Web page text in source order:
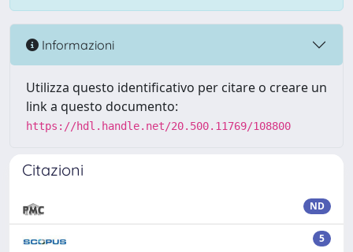
Informazioni
Utilizza questo identificativo per citare o creare un
link a questo documento:
https://hdl.handle.net/20.500.11769/108800
Citazioni
ND
5